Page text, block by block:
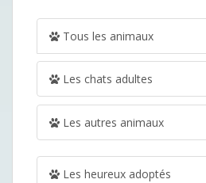
Tous les animaux
Les chats adultes
Les autres animaux
Les heureux adoptés